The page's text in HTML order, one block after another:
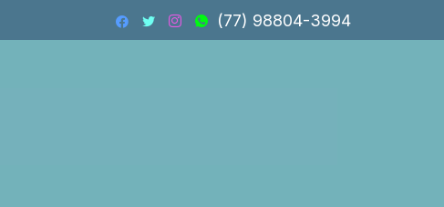
(77) 98804-3994